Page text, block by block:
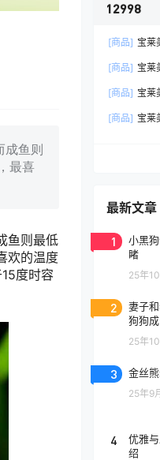
鱼则
最喜
鱼则最低
欢的温度
度时容
12998
[商品] 宝莱
[商品] 宝莱
[商品] 宝莱
[商品] 宝莱
最新文章
1
小黑
睹
25年
2
妻子
狗狗
25年
3 金丝
25年9
4
优雅
绍